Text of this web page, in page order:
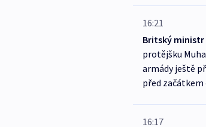
16:21
Britský ministr
protějšku
armády ještě
před začátkem
16:17